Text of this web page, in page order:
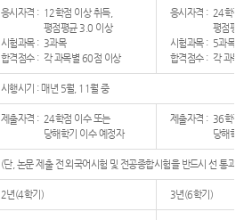
응시자격 : 12학점 이상 취득,
평점평균 3.0 이상
시험과목 : 3과목
합격점수 : 각 과목별 60점 이상
응시자격 : 24학점
평점평균
시험과목 : 5과목
합격점수 : 각 과목
시행시기 : 매년 5월, 11월 중
제출자격 : 24학점 이수 또는
당해학기 이수 예정자
제출자격 : 36학점
당해학기
(단, 논문 제출 전 외국어시험 및 전공종합시험을 반드시 선 통과하
2년(4학기) 3년(6학기)